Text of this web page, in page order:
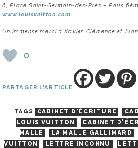
6, Place Saint-Germain-des-Prés – Paris
www.louisvuitton.com
Un immense merci à Xavier, Clémence et
0
PARTAGER L'ARTICLE
TAGS CABINET D'ÉCRITURE
LOUIS VUITTON
CABINET
MALLE
LA MALLE GALLIMARD
VUITTON
LETTRE INCONNU